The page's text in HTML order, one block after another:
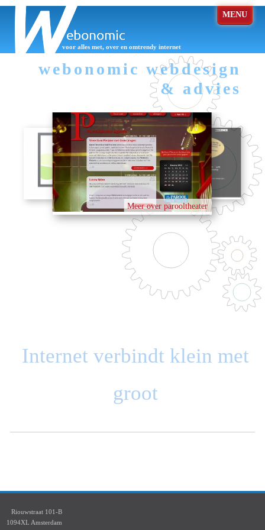
voor alles met, over en omtrendy internet
webonomic webdesign
& advies
Meer over parooltheater
Internet verbindt klein met
groot
Riouwstraat 101-B
1094XL Amsterdam